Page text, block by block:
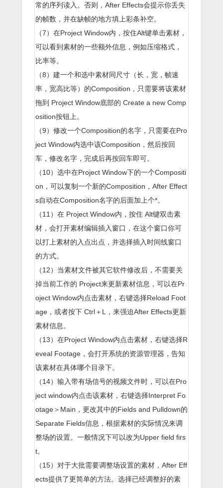
常的序列读入。否则，After Effects会提示你丢失
的帧数，并在缺帧的地方填上彩条补空。
（7）在Project Window内，按住Alt键单击素材，
可以看到素材的一些额外信息，例如压缩格式，
比率等。
（8）建一个和选中素材同尺寸（长，宽，帧速
率，宽高比等）的Composition，只需要将该素材
拖到 Project Window底部的 Create a new Comp
osition按钮上。
（9）修改一个Composition的名字，只需要在Pro
ject Window内选中该Composition，然后按回
车，修改名字，完成后再按回车即可。
（10）选中在Project Window下的一个Compositi
on，可以复制一个新的Composition，After Effect
s自动在Composition名字的后面加上个*。
（11）在 Project Window内，按住 Alt键双击素
材，会打开素材编辑插入窗口，在这个窗口你可
以打上素材的入点出点，并选择插入时间线窗口
的方式。
（12）当素材文件被其它软件修改后，不需要关
掉当前工作的 Project来更新素材信息，可以在Pr
oject Window内点击素材，右键选择Reload Foot
age，或者按下 Ctrl＋L，来强迫After Effects更新
素材信息。
（13）在Project Window内点击素材，右键选择R
eveal Footage，会打开系统的资源管理器，告知
该素材在具体哪个目录下。
（14）输入带有场信号的视频文件时，可以在Pro
ject window内点击该素材，右键选择Interpret Fo
otage＞Main，更改其中的Fields and Pulldown的
Separate Fields信息，根据素材的实际情况来调
整场的设置。一般情况下可以改为Upper field firs
t。
（15）对于大批需要调整场设置的素材，After Eff
ects提供了更简单的方法。选择已经调整好的素